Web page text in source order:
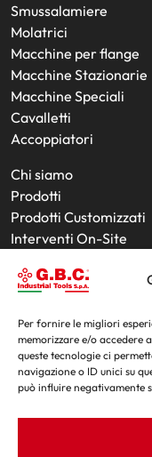
Per fornire le migliori
memorizzare e/o accedere
queste tecnologie ci
navigazione o ID unici su
può influire negativamente
Smussalamiere
Molatrici
Macchine per flange
Macchine Stazionarie
Macchine Speciali
Cavalletti
Accoppiatori
Chi siamo
Prodotti
Prodotti Customizzati
Interventi On-Site
Noleggio Prodotti
Fiere
Contatti